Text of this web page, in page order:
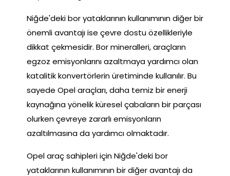
Niğde'deki bor yataklarının kullanımının diğer bir
önemli avantajı ise çevre dostu özellikleriyle
dikkat çekmesidir. Bor mineralleri, araçların
egzoz emisyonlarını azaltmaya yardımcı olan
katalitik konvertörlerin üretiminde kullanılır. Bu
sayede Opel araçları, daha temiz bir enerji
kaynağına yönelik küresel çabaların bir parçası
olurken çevreye zararlı emisyonların
azaltılmasına da yardımcı olmaktadır.
Opel araç sahipleri için Niğde'deki bor
yataklarının kullanımının bir diğer avantajı da